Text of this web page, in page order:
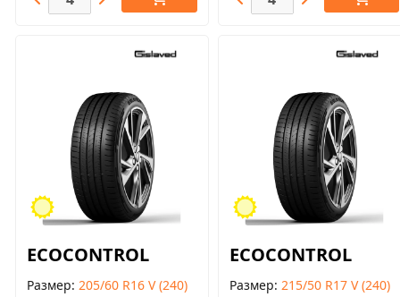
ECOCONTROL
Размер 205/60 R16 V (240)
ECOCONTROL
Размер 215/50 R17 V (240)